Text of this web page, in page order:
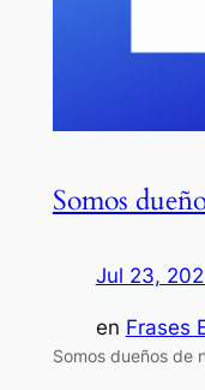
Somos
Jul 23,
en Frases
Somos dueños de